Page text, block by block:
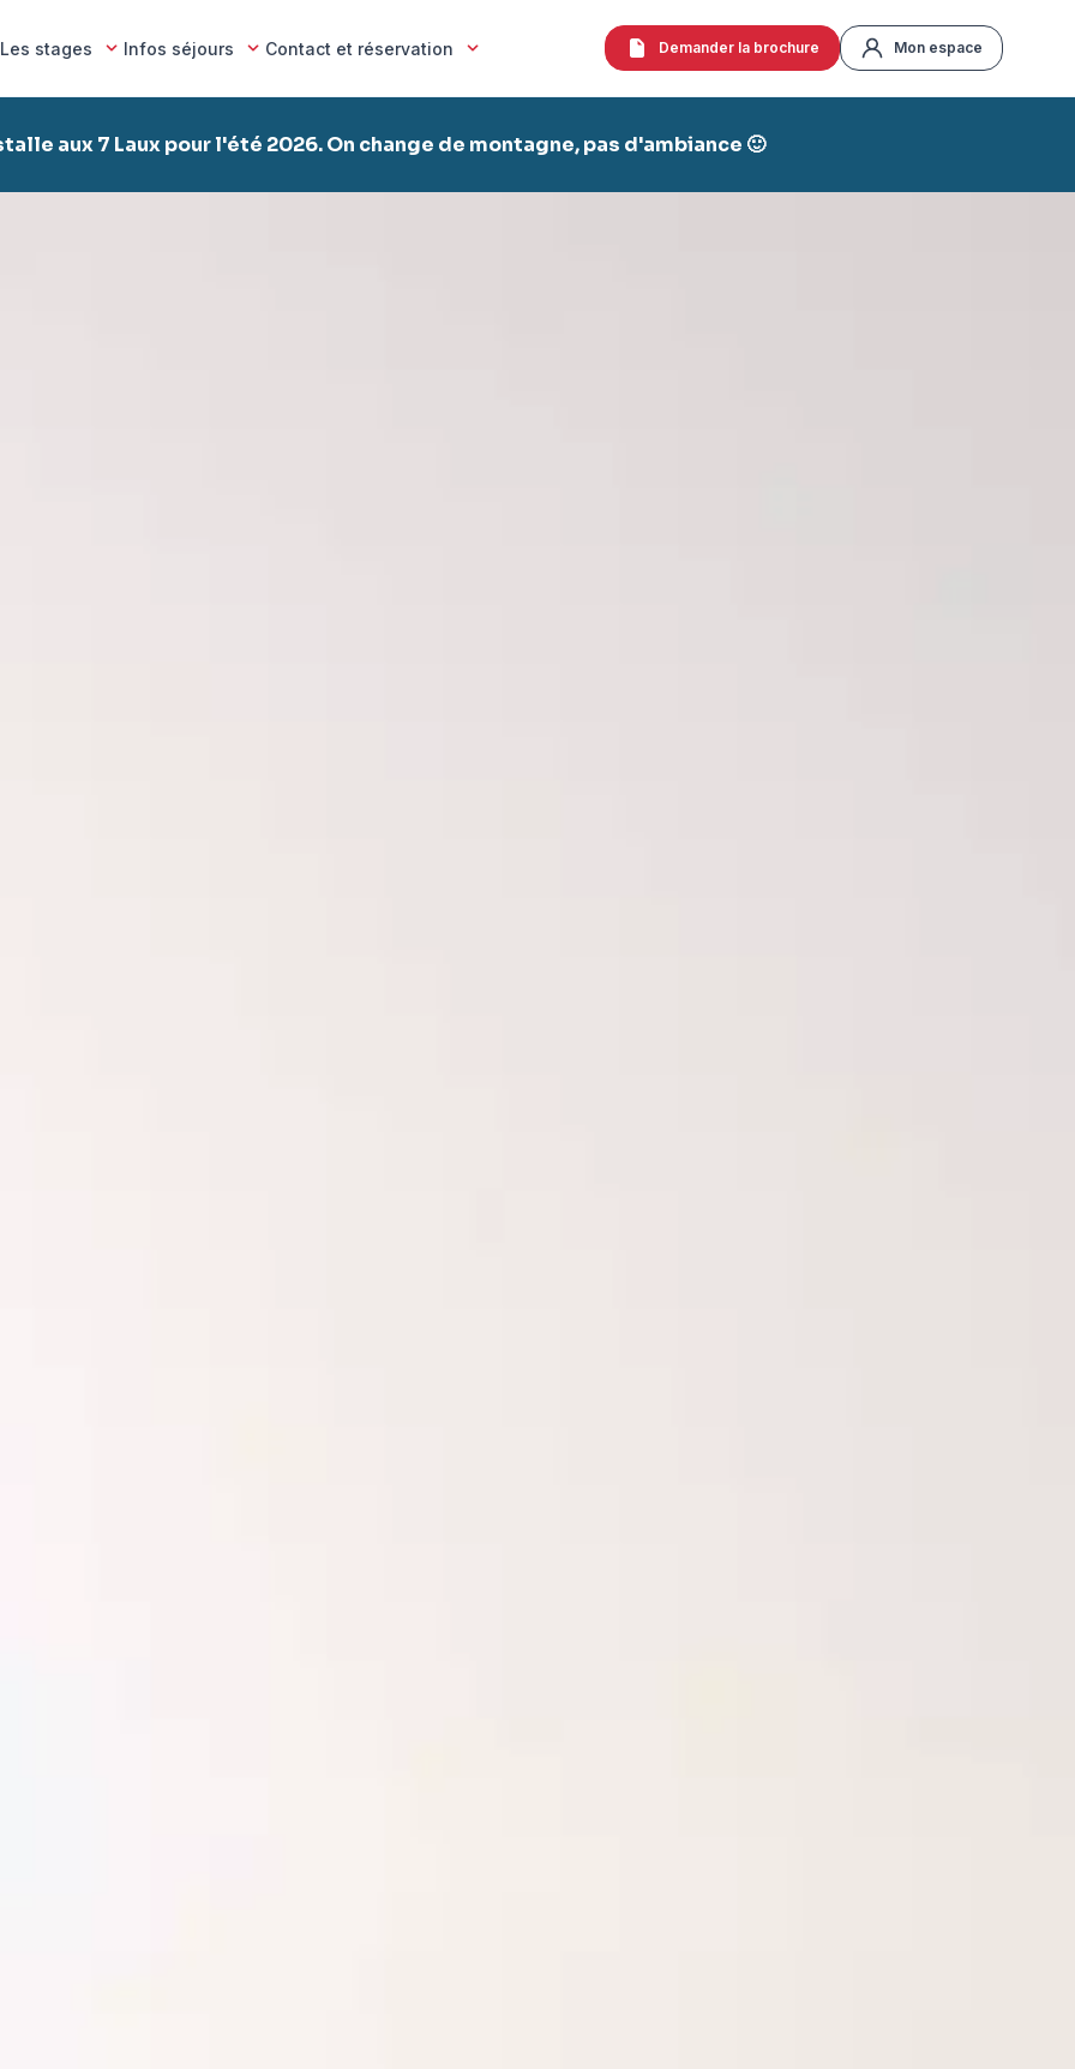
Les stages Infos séjours Contact et réservation Demander la brochure Mon espace
aux 7 Laux pour l'été 2026. On change de montagne, pas d'ambiance 🙂